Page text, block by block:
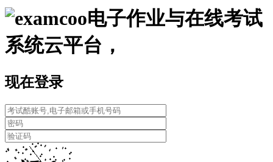
电子作业与在线考试
系统云平台，
现在登录